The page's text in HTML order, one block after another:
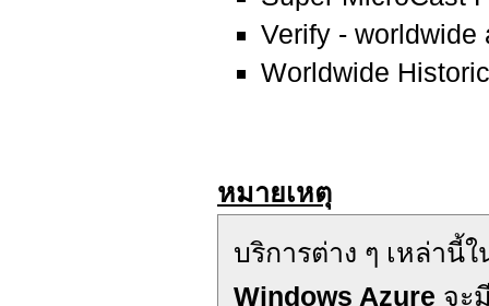
Verify -
Worldwide
หมายเหตุ
บริการต่าง ๆ เหล่านี้
Windows Azure จะ